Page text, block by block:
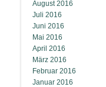
August 2016
Juli 2016
Juni 2016
Mai 2016
April 2016
März 2016
Februar 2016
Januar 2016